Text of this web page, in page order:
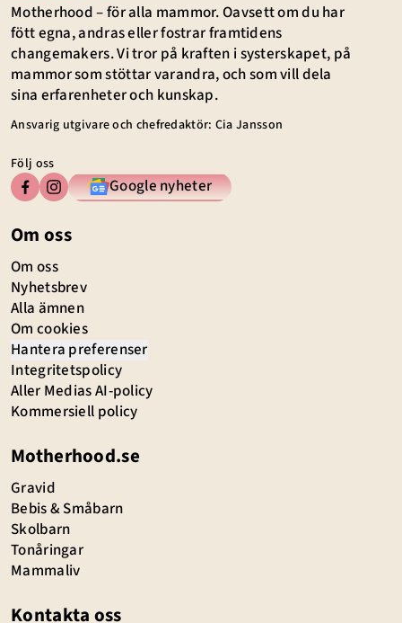
Motherhood – för alla mammor. Oavsett om du har
fött egna, andras eller fostrar framtidens
changemakers. Vi tror på kraften i systerskapet, på
mammor som stöttar varandra, och som vill dela
sina erfarenheter och kunskap.
Ansvarig utgivare och chefredaktör: Cia Jansson
Följ oss
Google nyheter
Om oss
Om oss
Nyhetsbrev
Alla ämnen
Om cookies
Hantera preferenser
Integritetspolicy
Aller Medias AI-policy
Kommersiell policy
Motherhood.se
Gravid
Bebis & Småbarn
Skolbarn
Tonåringar
Mammaliv
Kontakta oss